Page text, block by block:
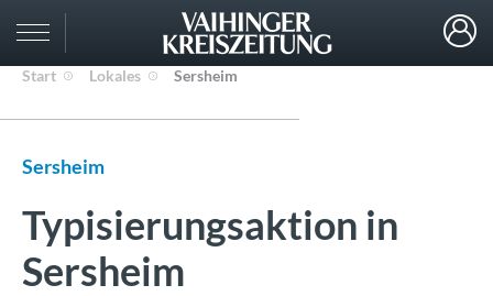
Start Lokales Sersheim
Sersheim
Typisierungsaktion in
Sersheim